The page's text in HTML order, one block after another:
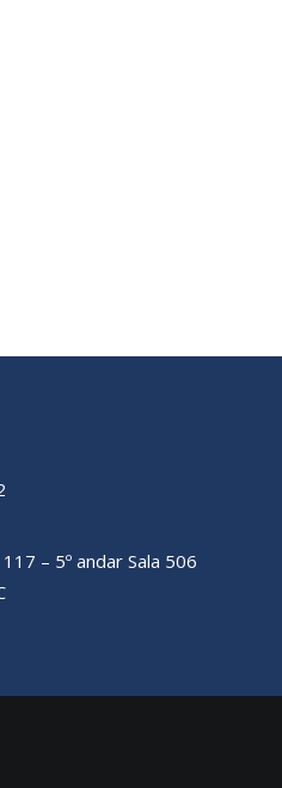
– 5º andar Sala 506